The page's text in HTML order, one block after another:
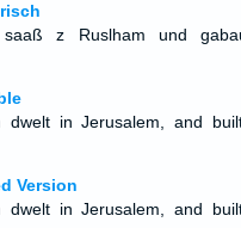
saaß z Ruslham und
dwelt in Jerusalem, and
Version
dwelt in Jerusalem, and